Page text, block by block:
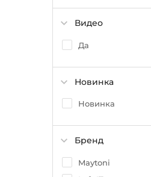
Видео
Да
Новинка
Новинка
Бренд
Maytoni